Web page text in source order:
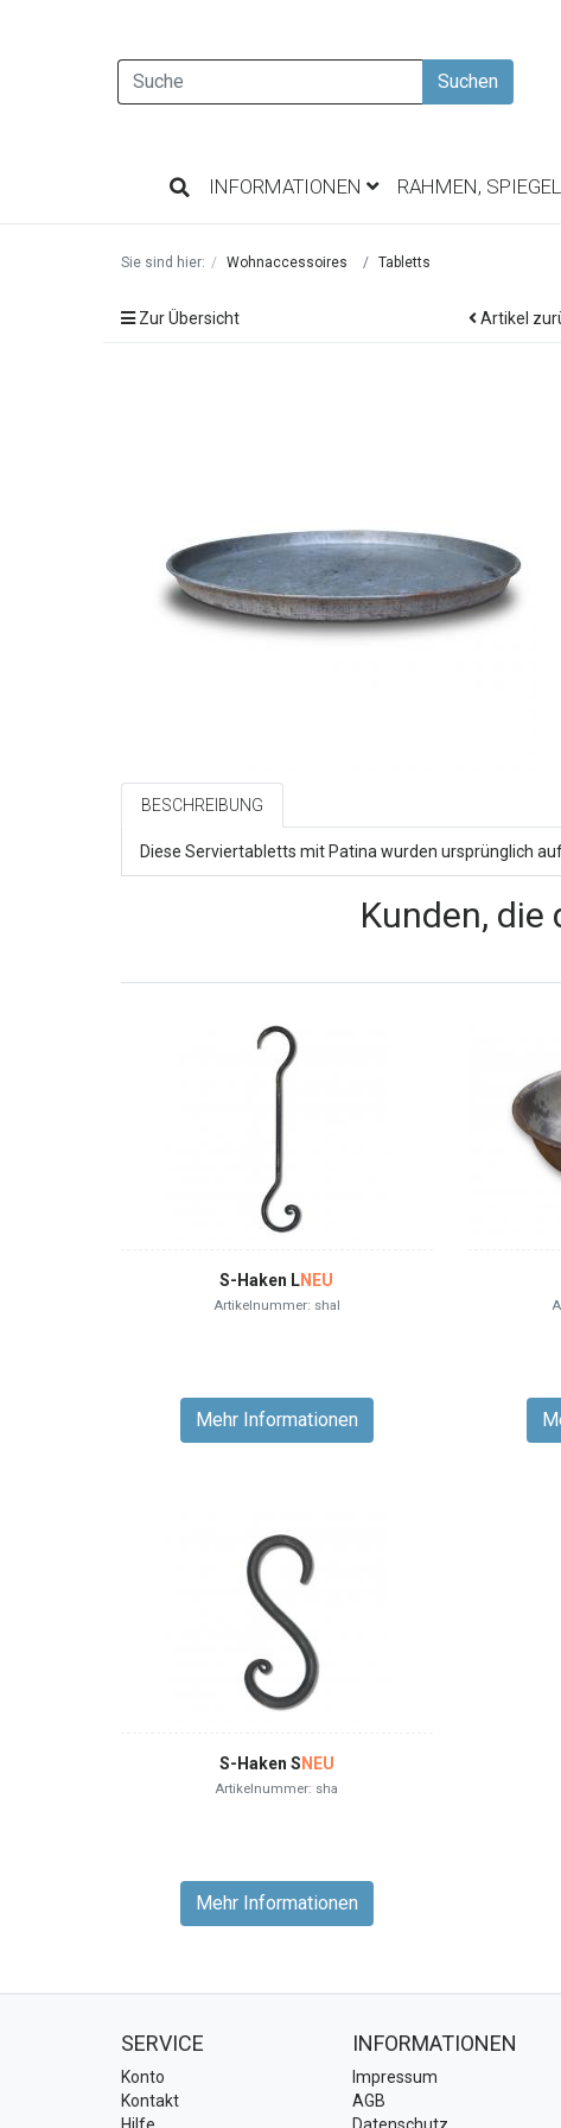
Suchen
INFORMATIONEN RAHMEN, SPIEGEL
Sie sind hier: Wohnaccessoires Tabletts
Zur Übersicht Artikel
BESCHREIBUNG
Diese Serviertabletts mit Patina wurden ursprünglich
Kunden,
S-Haken LNEU
Artikelnummer: shal
Mehr Informationen
S-Haken S NEU
Artikelnummer: sha
Mehr Informationen
SERVICE
Konto
Kontakt
Hilfe
INFORMATIONEN
Impressum
AGB
Datenschutz